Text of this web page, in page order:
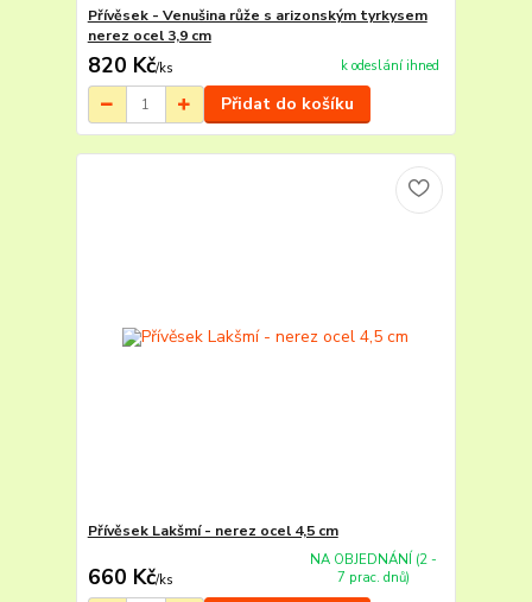
Přívěsek - Venušina růže s arizonským tyrkysem
nerez ocel 3,9 cm
820 Kč/ks k odeslání ihned
Přidat do košíku
Přívěsek Lakšmí - nerez ocel 4,5 cm
660 Kč/ks
NA OBJEDNÁNÍ (2 -
7 prac. dnů)